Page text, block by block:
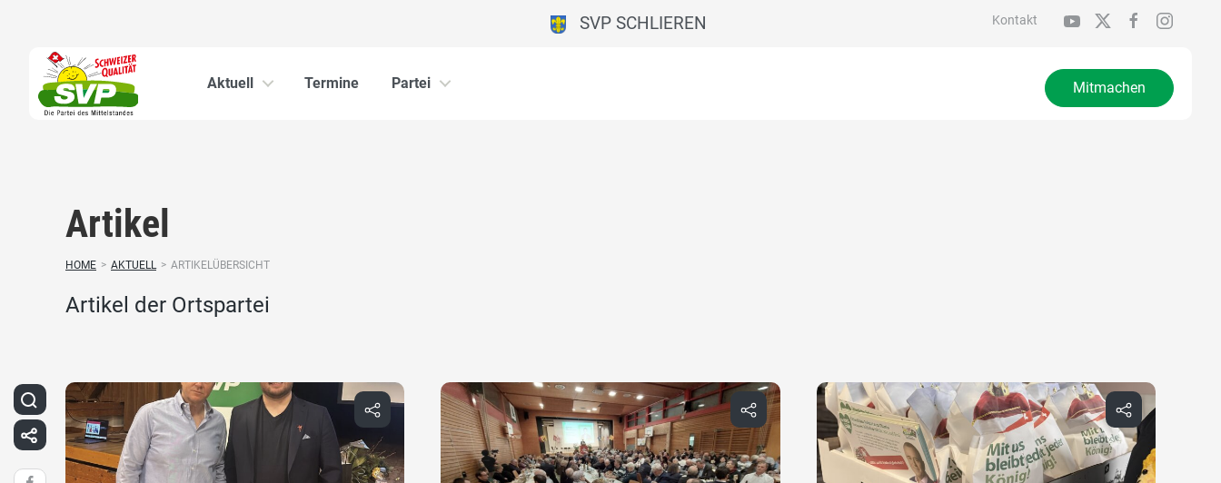
Kontakt
SVP SCHLIEREN
Aktuell Termine Partei Mitmachen
Artikel
HOME > AKTUELL > ARTIKELÜBERSICHT
Artikel der Ortspartei